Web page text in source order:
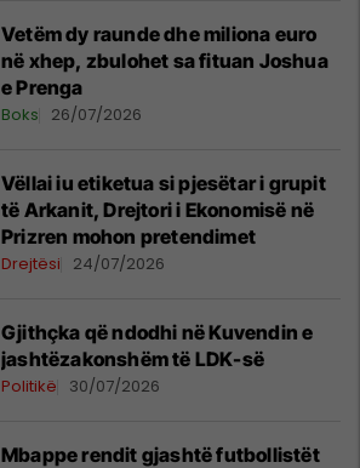
Vetëm dy raunde dhe miliona euro
në xhep, zbulohet sa fituan Joshua
e Prenga
Boks 26/07/2026
Vëllai iu etiketua si pjesëtar i grupit
të Arkanit, Drejtori i Ekonomisë në
Prizren mohon pretendimet
Drejtësi 24/07/2026
Gjithçka që ndodhi në Kuvendin e
jashtëzakonshëm të LDK-së
Politikë 30/07/2026
Mbappe rendit gjashtë futbollistët